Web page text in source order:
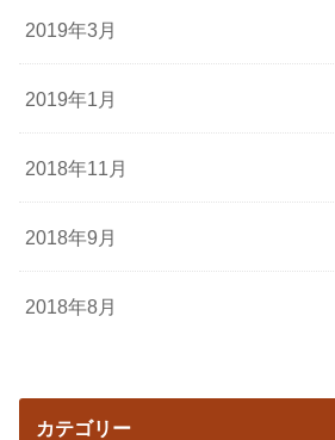
2019年3月
2019年1月
2018年11月
2018年9月
2018年8月
カテゴリー